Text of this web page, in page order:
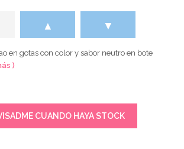
▲ ▼
en gotas con color y sabor neutro en bote
)
CUANDO HAYA STOCK